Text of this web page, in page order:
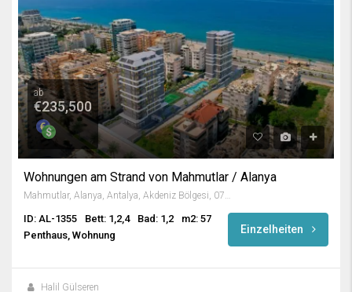
ab
€235,500
Wohnungen am Strand von Mahmutlar / Alanya
ID: AL-1355 Bett: 1,2,4 Bad: 1,2
m2: 57
Penthaus, Wohnung
Einzelheiten
Halil Gülseren